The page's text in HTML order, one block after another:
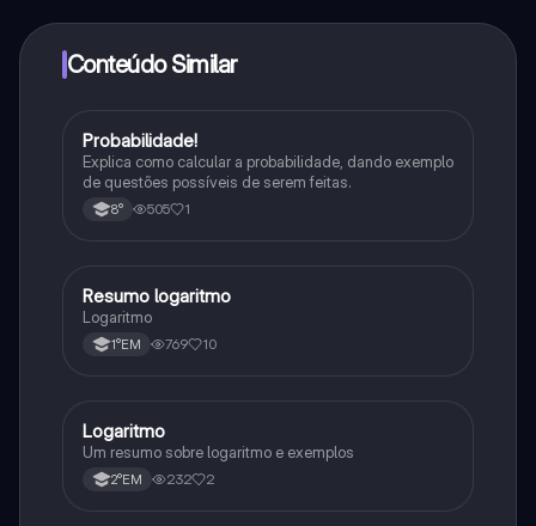
Conteúdo Similar
Matematica
Probabilidade!
Explica como calcular a probabilidade, dando exemplo
de questões possíveis de serem feitas.
8° 505 1
Matematica
Resumo logaritmo
Logaritmo
1°EM 769 10
Matematica
Logaritmo
Um resumo sobre logaritmo e exemplos
2°EM 232 2